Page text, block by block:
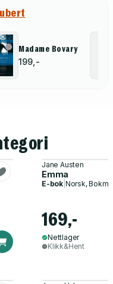
Madame Bovary
199,-
Jane Austen
Emma
E-bok| Norsk,
169,-
Nettlager
Klikk&Hent